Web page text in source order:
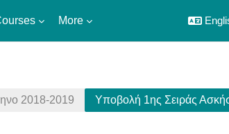
More
2018-2019 Υποβολή 1ης Σειράς